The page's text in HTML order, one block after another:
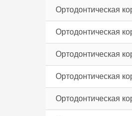
Ортодонтическая
Ортодонтическая
Ортодонтическая
Ортодонтическая
Ортодонтическая